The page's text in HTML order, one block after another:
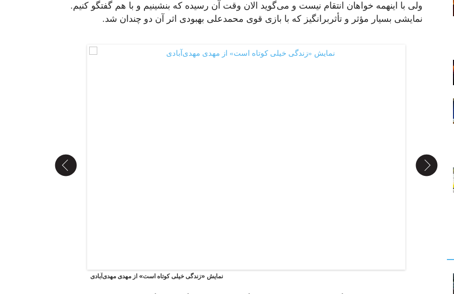
ولی با اینهمه خواهان انتقام نیست و می‌گوید الان وقت آن رسیده که بنشینیم و با هم گفتگو کنیم.
نمایشی بسیار مؤثر و تأثربرانگیز که با بازی قوی محمدعلی بهبودی اثر آن دو چندان ‌شد.
نمایش «زندگی خیلی کوتاه است» از مهدی مهدی‌آبادی از مهدی‌آبادی